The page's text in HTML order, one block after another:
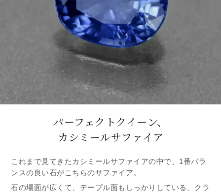
パーフェクトクイーン、
カシミールサファイア
これまで見てきたカシミールサファイアの中で、1番バラ
ンスの良い石がこちらのサファイア。
石の場面が広くて、テーブル面もしっかりしている、クラ